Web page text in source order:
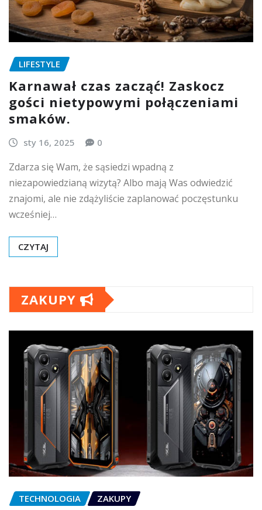
LIFESTYLE
Karnawał czas zacząć! Zaskocz
gości nietypowymi połączeniami
smaków.
sty 16, 2025 0
Zdarza się Wam, że sąsiedzi wpadną z
niezapowiedzianą wizytą? Albo mają Was odwiedzić
znajomi, ale nie zdążyliście zaplanować poczęstunku
wcześniej…
CZYTAJ
ZAKUPY
TECHNOLOGIA ZAKUPY